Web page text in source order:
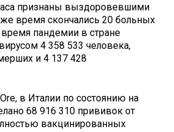
признаны выздоровевшими
время скончались 20 больных
время пандемии в стране
4 358 533 человека,
и 4 137 428
в Италии по состоянию на
68 916 310 прививок от
вакцинированных